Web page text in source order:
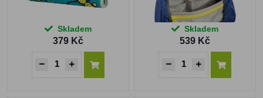
Skladem
379 Kč
Skladem
539 Kč